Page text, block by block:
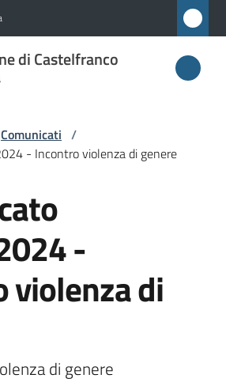
di Castelfranco
Comunicati /
- Incontro violenza di genere
-
violenza di
di genere